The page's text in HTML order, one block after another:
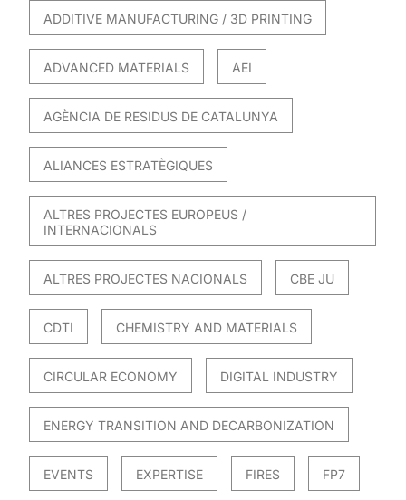
ADDITIVE MANUFACTURING / 3D PRINTING
ADVANCED MATERIALS AEI
AGÈNCIA DE RESIDUS DE CATALUNYA
ALIANCES ESTRATÈGIQUES
ALTRES PROJECTES EUROPEUS /
INTERNACIONALS
ALTRES PROJECTES NACIONALS CBE JU
CDTI CHEMISTRY AND MATERIALS
CIRCULAR ECONOMY DIGITAL INDUSTRY
ENERGY TRANSITION AND DECARBONIZATION
EVENTS EXPERTISE FIRES FP7